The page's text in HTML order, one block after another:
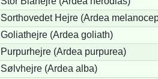
Sorthovedet Hejre (Ardea
Goliathejre (Ardea goliath)
Purpurhejre (Ardea purpurea)
Sølvhejre (Ardea alba)